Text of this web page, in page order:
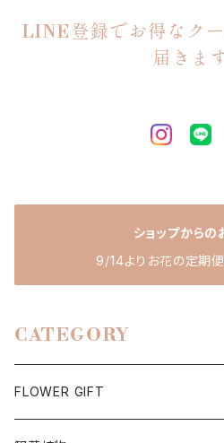
LINE登録でお得なク
届きま
ショップからの
9/14よりお花の定期便
CATEGORY
FLOWER GIFT